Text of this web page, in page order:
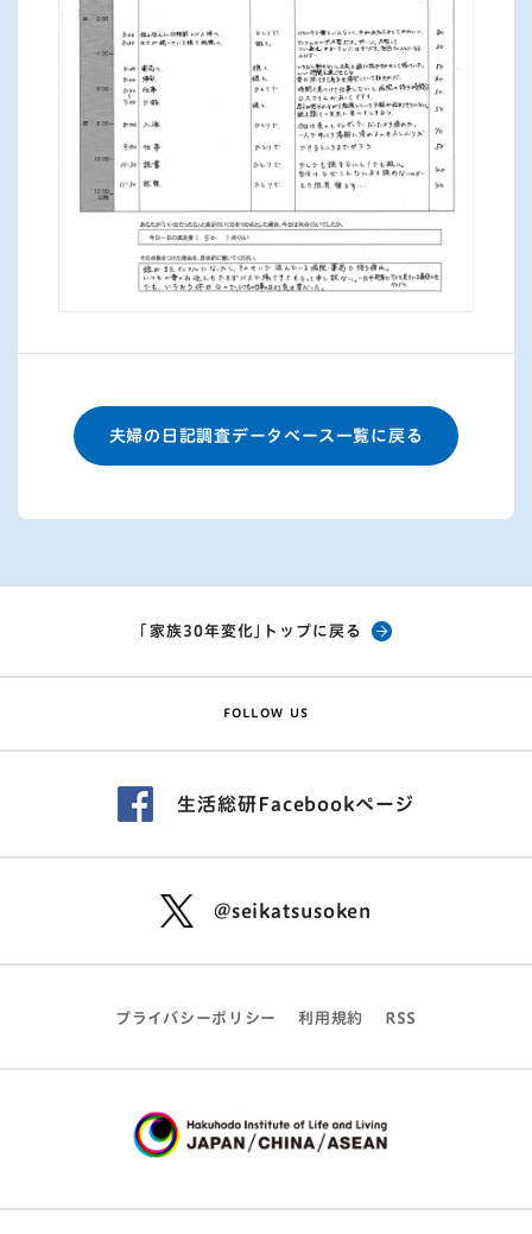
夫婦の日記調査データベース一覧に戻る
「家族30年変化」トップに戻る
FOLLOW US
生活総研Facebookページ
@seikatsusoken
プライバシーポリシー 利用規約 RSS